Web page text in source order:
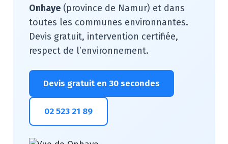
Onhaye (province de Namur) et dans
toutes les communes environnantes.
Devis gratuit, intervention certifiée,
respect de l’environnement.
Devis gratuit en 30 secondes
02 523 21 89